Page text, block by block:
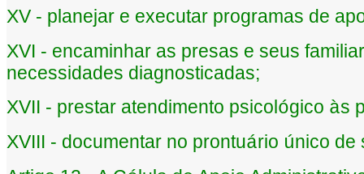
XV - planejar e executar programas de
XVI - encaminhar as presas e seus
necessidades diagnosticadas;
XVII - prestar atendimento psicol ógico às
XVIII - documentar no prontuário único de